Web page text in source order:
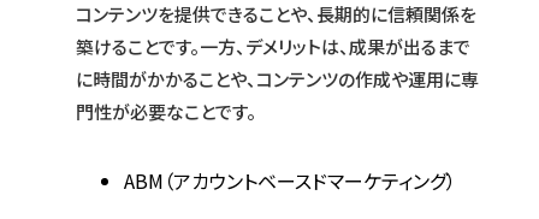
コンテンツを提供できることや、長期的に信頼関係を
築けることです。一方、デメリットは、成果が出るまで
に時間がかかることや、コンテンツの作成や運用に専
門性が必要なことです。
ABM（アカウントベースドマーケティング）